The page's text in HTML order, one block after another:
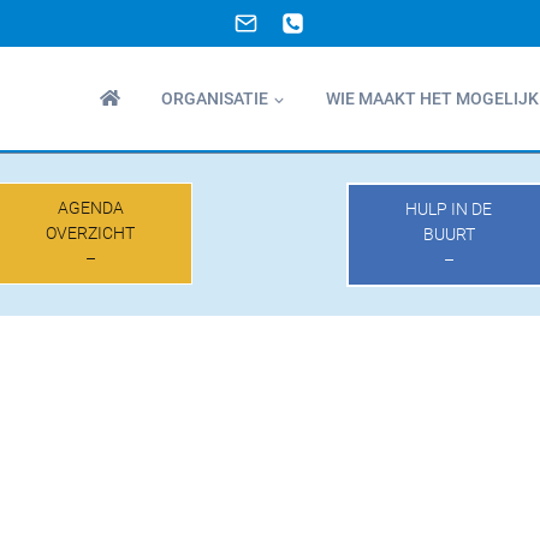
ORGANISATIE WIE MAAKT HET MOGELIJK
AGENDA
OVERZICHT
–
HULP IN DE
BUURT
–